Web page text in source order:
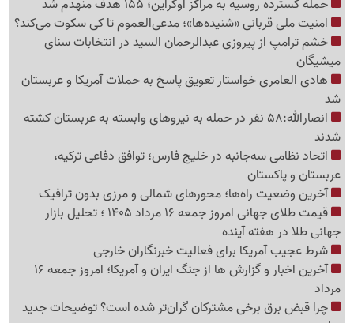
حمله گسترده روسیه به مراکز اوکراین؛ 155 هدف منهدم شد
امنیت ملی قربانی «شنیده‌ها»؛ مدعی‌العموم تا کی سکوت می‌کند؟
خشم ترامپ از پیروزی عبدالرحمان السید در انتخابات سنای
میشیگان
هادی العامری خواستار تعویق پاسخ به حملات آمریکا و عربستان
شد
انصارالله:58 نفر در حمله به نیروهای وابسته به عربستان کشته
شدند
اتحاد نظامی سه‌جانبه در خلیج فارس؛ توافق دفاعی ترکیه،
عربستان و پاکستان
آخرین وضعیت راه‌ها؛ محورهای شمالی و مرزی بدون ترافیک
قیمت طلای جهانی امروز جمعه 16 مرداد 1405 ؛ تحلیل بازار
جهانی طلا در هفته آینده
شرط عجیب آمریکا برای فعالیت خبرنگاران خارجی
آخرین اخبار و گزارش ها از جنگ ایران و آمریکا؛ امروز جمعه 16
مرداد
چرا قبض برق برخی مشترکان گران‌تر شده است؟ توضیحات جدید